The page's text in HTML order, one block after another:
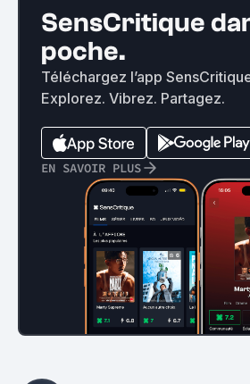
SensCritique
poche.
Téléchargez l’app
Explorez. Vibrez. Partagez.
EN SAVOIR PLUS